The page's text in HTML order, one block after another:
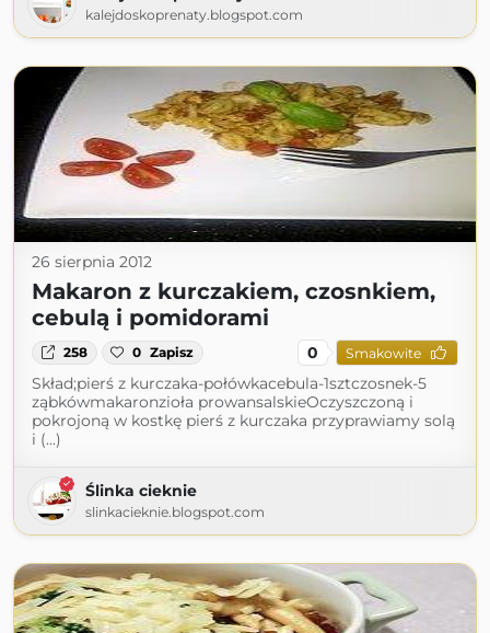
kalejdoskoprenaty.blogspot.com
26 sierpnia 2012
Makaron z kurczakiem, czosnkiem,
cebulą i pomidorami
258 0 Zapisz 0 Smakowite
Skład;pierś z kurczaka-połówkacebula-1sztczosnek-5
ząbkówmakaronzioła prowansalskieOczyszczoną i
pokrojoną w kostkę pierś z kurczaka przyprawiamy solą
i (...)
Ślinka cieknie
slinkacieknie.blogspot.com